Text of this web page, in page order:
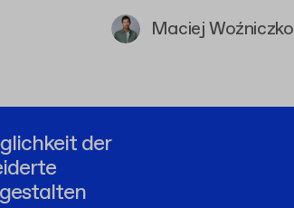
Maciej Woźniczko
der